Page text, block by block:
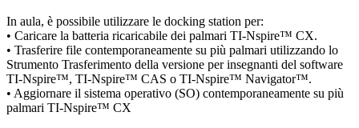
In aula, è possibile utilizzare le docking station per:
• Caricare la batteria ricaricabile dei palmari TI-Nspire™ CX.
• Trasferire file contemporaneamente su più palmari utilizzando lo
Strumento Trasferimento della versione per insegnanti del software
TI-Nspire™, TI-Nspire™ CAS o TI-Nspire™ Navigator™.
• Aggiornare il sistema operativo (SO) contemporaneamente su più
palmari TI-Nspire™ CX